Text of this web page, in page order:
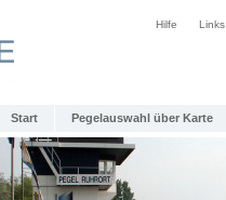
Hilfe Links
Start Pegelauswahl über Karte